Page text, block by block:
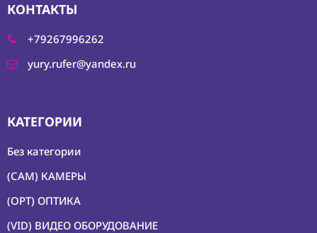
КОНТАКТЫ
+79267996262
yury.rufer@yandex.ru
КАТЕГОРИИ
Без категории
(CAM) КАМЕРЫ
(OPT) ОПТИКА
(VID) ВИДЕО ОБОРУДОВАНИЕ